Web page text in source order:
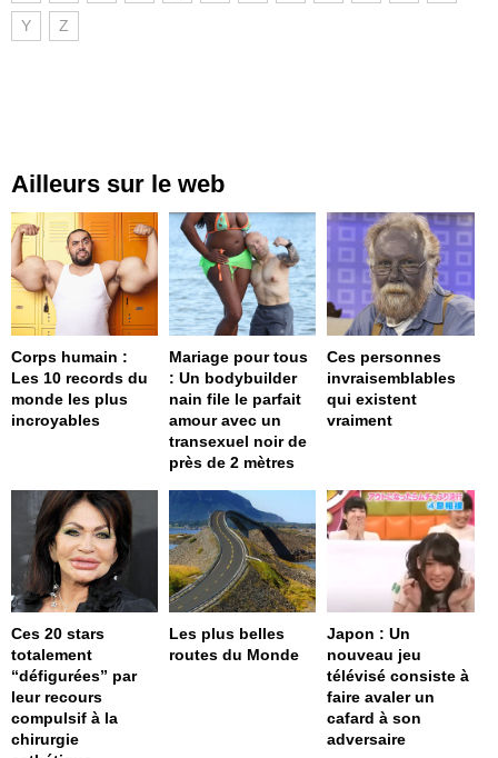
Y Z
Ailleurs sur le web
Corps humain :
Les 10 records du
monde les plus
incroyables
Mariage pour tous
: Un bodybuilder
nain file le parfait
amour avec un
transexuel noir de
près de 2 mètres
Ces personnes
invraisemblables
qui existent
vraiment
Ces 20 stars
totalement
“défigurées” par
leur recours
compulsif à la
chirurgie
Les plus belles
routes du Monde
Japon : Un
nouveau jeu
télévisé consiste à
faire avaler un
cafard à son
adversaire